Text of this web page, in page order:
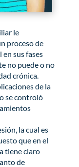
le
proceso de
sus fases
no puede o no
crónica.
de la
se controló
la cual es
que en el
tiene claro
de